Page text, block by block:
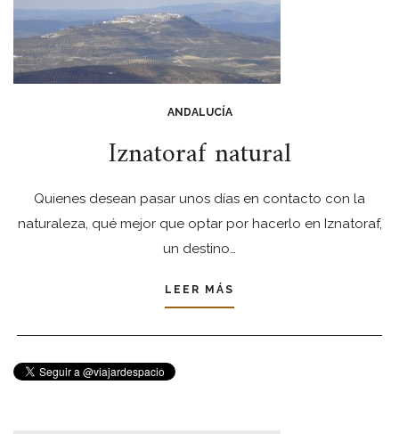
ANDALUCÍA
Iznatoraf natural
Quienes desean pasar unos días en contacto con la
naturaleza, qué mejor que optar por hacerlo en Iznatoraf,
un destino…
LEER MÁS